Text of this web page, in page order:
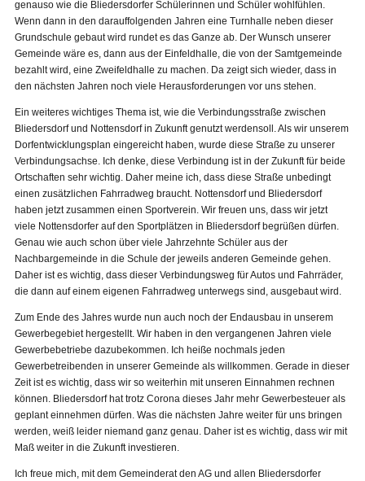
genauso wie die Bliedersdorfer Schülerinnen und Schüler wohlfühlen.
Wenn dann in den darauffolgenden Jahren eine Turnhalle neben dieser
Grundschule gebaut wird rundet es das Ganze ab. Der Wunsch unserer
Gemeinde wäre es, dann aus der Einfeldhalle, die von der Samtgemeinde
bezahlt wird, eine Zweifeldhalle zu machen. Da zeigt sich wieder, dass in
den nächsten Jahren noch viele Herausforderungen vor uns stehen.
Ein weiteres wichtiges Thema ist, wie die Verbindungsstraße zwischen
Bliedersdorf und Nottensdorf in Zukunft genutzt werdensoll. Als wir unserem
Dorfentwicklungsplan eingereicht haben, wurde diese Straße zu unserer
Verbindungsachse. Ich denke, diese Verbindung ist in der Zukunft für beide
Ortschaften sehr wichtig. Daher meine ich, dass diese Straße unbedingt
einen zusätzlichen Fahrradweg braucht. Nottensdorf und Bliedersdorf
haben jetzt zusammen einen Sportverein. Wir freuen uns, dass wir jetzt
viele Nottensdorfer auf den Sportplätzen in Bliedersdorf begrüßen dürfen.
Genau wie auch schon über viele Jahrzehnte Schüler aus der
Nachbargemeinde in die Schule der jeweils anderen Gemeinde gehen.
Daher ist es wichtig, dass dieser Verbindungsweg für Autos und Fahrräder,
die dann auf einem eigenen Fahrradweg unterwegs sind, ausgebaut wird.
Zum Ende des Jahres wurde nun auch noch der Endausbau in unserem
Gewerbegebiet hergestellt. Wir haben in den vergangenen Jahren viele
Gewerbebetriebe dazubekommen. Ich heiße nochmals jeden
Gewerbetreibenden in unserer Gemeinde als willkommen. Gerade in dieser
Zeit ist es wichtig, dass wir so weiterhin mit unseren Einnahmen rechnen
können. Bliedersdorf hat trotz Corona dieses Jahr mehr Gewerbesteuer als
geplant einnehmen dürfen. Was die nächsten Jahre weiter für uns bringen
werden, weiß leider niemand ganz genau. Daher ist es wichtig, dass wir mit
Maß weiter in die Zukunft investieren.
Ich freue mich, mit dem Gemeinderat den AG und allen Bliedersdorfer